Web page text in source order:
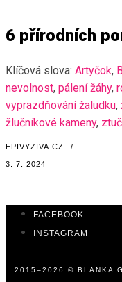
6 přírodních
Klíčová slova: Artyčok,
nevolnost, pálení žáhy,
vyprazdňování žaludku,
žlučníkové kameny,
EPIVYZIVA.CZ /
3. 7. 2024
FACEBOOK
INSTAGRAM
2015–2026 © BLANKA